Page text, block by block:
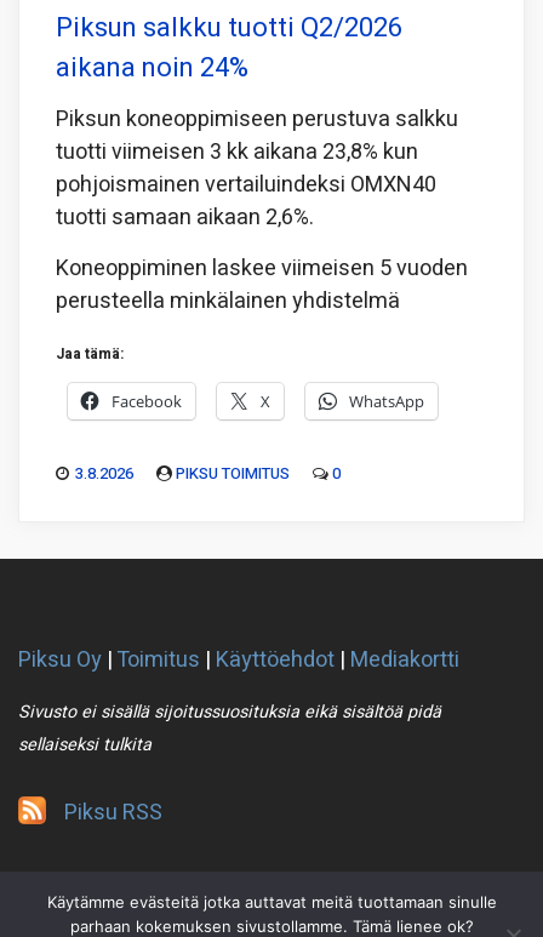
Piksun salkku tuotti Q2/2026
aikana noin 24%
Piksun koneoppimiseen perustuva salkku
tuotti viimeisen 3 kk aikana 23,8% kun
pohjoismainen vertailuindeksi OMXN40
tuotti samaan aikaan 2,6%.
Koneoppiminen laskee viimeisen 5 vuoden
perusteella minkälainen yhdistelmä
Jaa tämä:
Facebook X WhatsApp
3.8.2026 PIKSU TOIMITUS 0
Piksu Oy |Toimitus | Käyttöehdot | Mediakortti
Sivusto ei sisällä sijoitussuosituksia eikä sisältöä pidä
sellaiseksi tulkita
Piksu RSS
Käytämme evästeitä jotka auttavat meitä tuottamaan sinulle
parhaan kokemuksen sivustollamme. Tämä lienee ok?